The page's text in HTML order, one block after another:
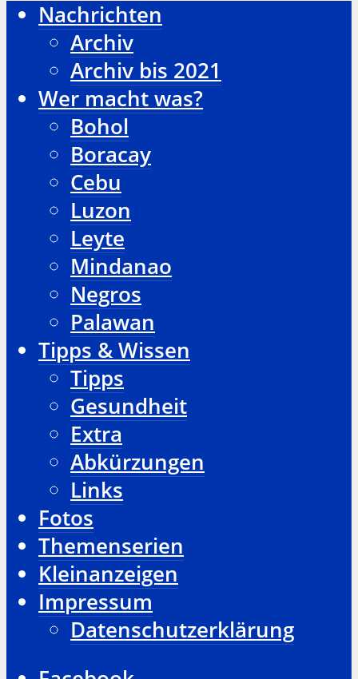
Nachrichten
Archiv
Archiv bis 2021
Wer macht was?
Bohol
Boracay
Cebu
Luzon
Leyte
Mindanao
Negros
Palawan
Tipps & Wissen
Tipps
Gesundheit
Extra
Abkürzungen
Links
Fotos
Themenserien
Kleinanzeigen
Impressum
Datenschutzerklärung